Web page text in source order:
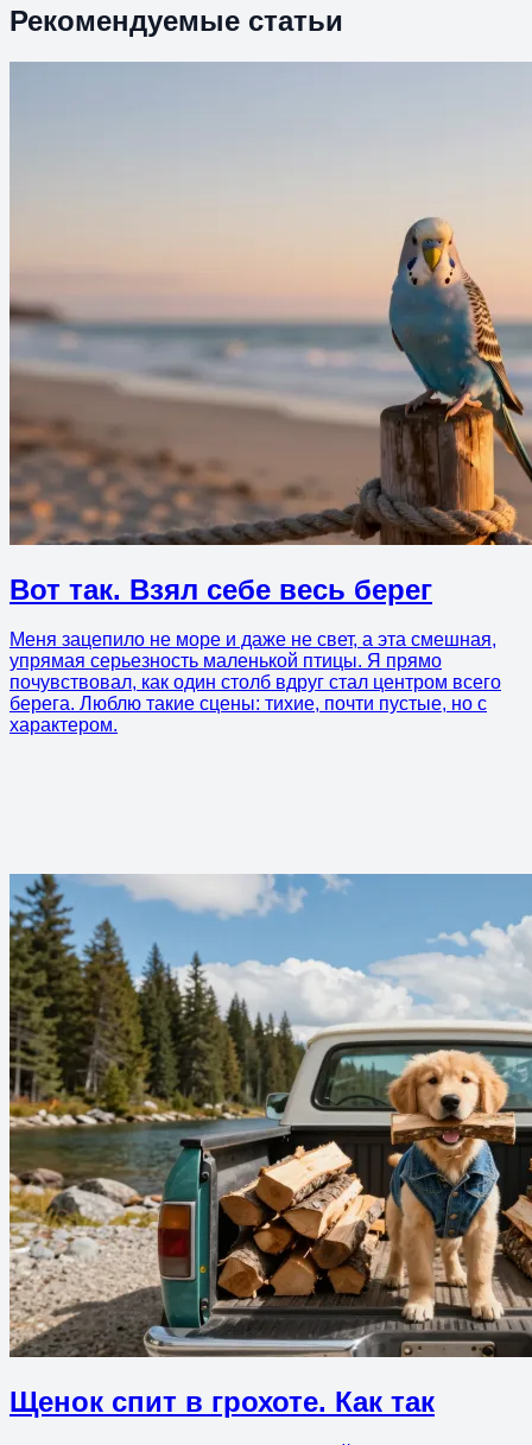
Рекомендуемые статьи
Вот так. Взял себе весь берег
Меня зацепило не море и даже не свет, а эта смешная,
упрямая серьезность маленькой птицы. Я прямо
почувствовал, как один столб вдруг стал центром всего
берега. Люблю такие сцены: тихие, почти пустые, но с
характером.
Щенок спит в грохоте. Как так